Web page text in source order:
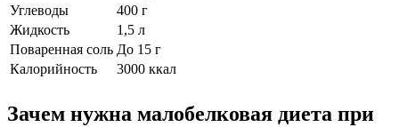
Углеводы
400 г
Жидкость
1,5 л
Поваренная соль До 15 г
Калорийность
3000 ккал
Зачем нужна малобелковая диета при